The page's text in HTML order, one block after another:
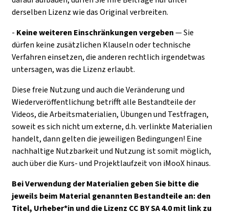
derselben Lizenz wie das Original verbreiten.
- Keine weiteren Einschränkungenvergeben— Sie
dürfen keine zusätzlichen Klauseln oder technische
Verfahren einsetzen, die anderen rechtlich irgendetwas
untersagen, was die Lizenz erlaubt.
Diese freie Nutzung und auch die Veränderung und
Wiederveröffentlichung betrifft alle Bestandteile der
Videos, die Arbeitsmaterialien, Übungen und Testfragen,
soweit es sich nicht um externe, d.h. verlinkte Materialien
handelt, dann gelten die jeweiligen Bedingungen! Eine
nachhaltige Nutzbarkeit und Nutzung ist somit möglich,
auch über die Kurs- und Projektlaufzeit von iMooX hinaus.
Bei Verwendung der Materialien geben Sie bitte die
jeweils beim Material genannten Bestandteile an: den
Titel, Urheber*in und die Lizenz CC BY SA 4.0 mit link zu